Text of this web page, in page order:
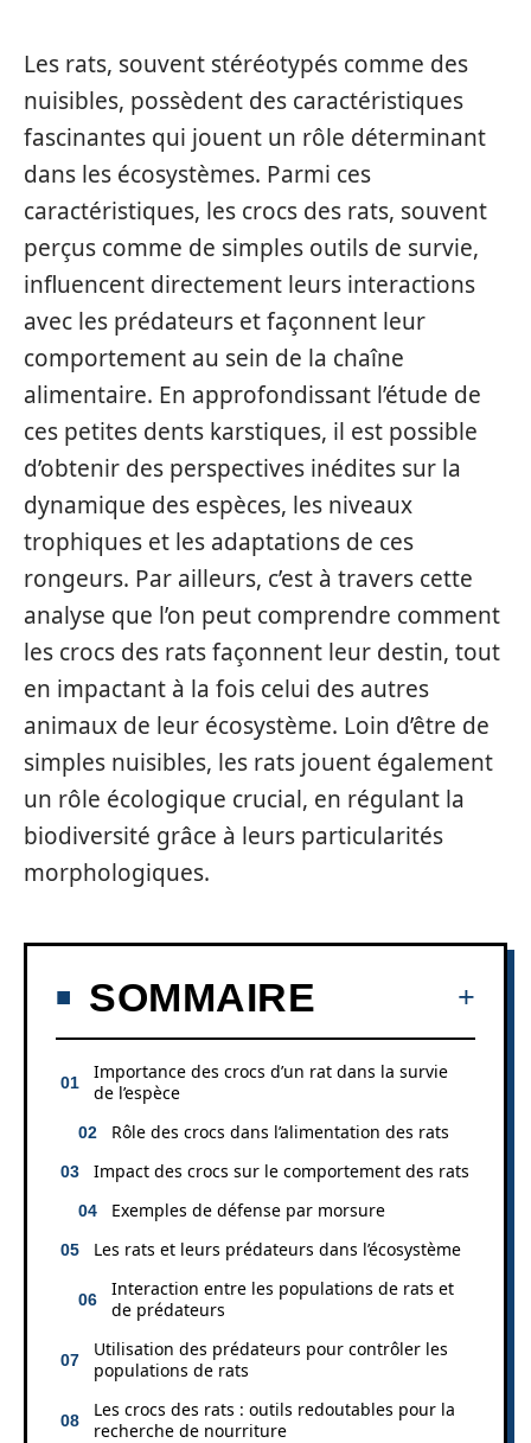
Les rats, souvent stéréotypés comme des
nuisibles, possèdent des caractéristiques
fascinantes qui jouent un rôle déterminant
dans les écosystèmes. Parmi ces
caractéristiques, les crocs des rats, souvent
perçus comme de simples outils de survie,
influencent directement leurs interactions
avec les prédateurs et façonnent leur
comportement au sein de la chaîne
alimentaire. En approfondissant l’étude de
ces petites dents karstiques, il est possible
d’obtenir des perspectives inédites sur la
dynamique des espèces, les niveaux
trophiques et les adaptations de ces
rongeurs. Par ailleurs, c’est à travers cette
analyse que l’on peut comprendre comment
les crocs des rats façonnent leur destin, tout
en impactant à la fois celui des autres
animaux de leur écosystème. Loin d’être de
simples nuisibles, les rats jouent également
un rôle écologique crucial, en régulant la
biodiversité grâce à leurs particularités
morphologiques.
SOMMAIRE
Importance des crocs d’un rat dans la survie
de l’espèce
Rôle des crocs dans l’alimentation des rats
Impact des crocs sur le comportement des rats
Exemples de défense par morsure
Les rats et leurs prédateurs dans l’écosystème
Interaction entre les populations de rats et
de prédateurs
Utilisation des prédateurs pour contrôler les
populations de rats
Les crocs des rats : outils redoutables pour la
recherche de nourriture